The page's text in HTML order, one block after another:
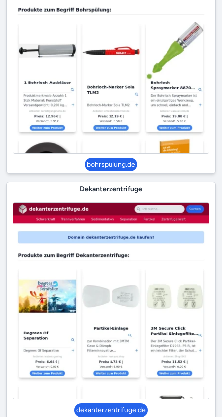
bohrspülung.de
Dekanterzentrifuge
dekanterzentrifuge.de